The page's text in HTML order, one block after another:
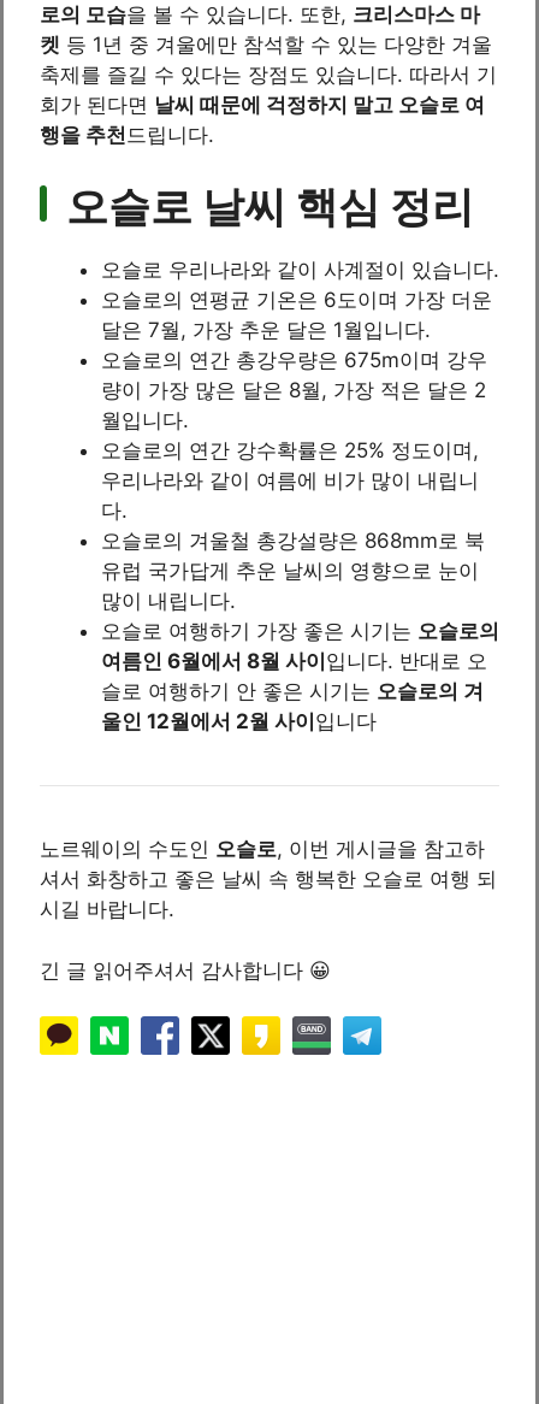
로의 모습을 볼 수 있습니다. 또한, 크리스마스 마
켓 등 1년 중 겨울에만 참석할 수 있는 다양한 겨울
축제를 즐길 수 있다는 장점도 있습니다. 따라서 기
회가 된다면 날씨 때문에 걱정하지 말고 오슬로 여
행을 추천 드립니다.
오슬로 날씨 핵심 정리
오슬로 우리나라와 같이 사계절이 있습니다.
오슬로의 연평균 기온은 6도이며 가장 더운
달은 7월, 가장 추운 달은 1월입니다.
오슬로의 연간 총강우량은 675m이며 강우
량이 가장 많은 달은 8월, 가장 적은 달은 2
월입니다.
오슬로의 연간 강수확률은 25% 정도이며,
우리나라와 같이 여름에 비가 많이 내립니
다.
오슬로의 겨울철 총강설량은 868mm로 북
유럽 국가답게 추운 날씨의 영향으로 눈이
많이 내립니다.
오슬로 여행하기 가장 좋은 시기는 오슬로의
여름인 6월에서 8월 사이 입니다. 반대로 오
슬로 여행하기 안 좋은 시기는 오슬로의 겨
울인 12월에서 2월 사이 입니다
노르웨이의 수도인 오슬로, 이번 게시글을 참고하
셔서 화창하고 좋은 날씨 속 행복한 오슬로 여행 되
시길 바랍니다.
긴 글 읽어주셔서 감사합니다 😀